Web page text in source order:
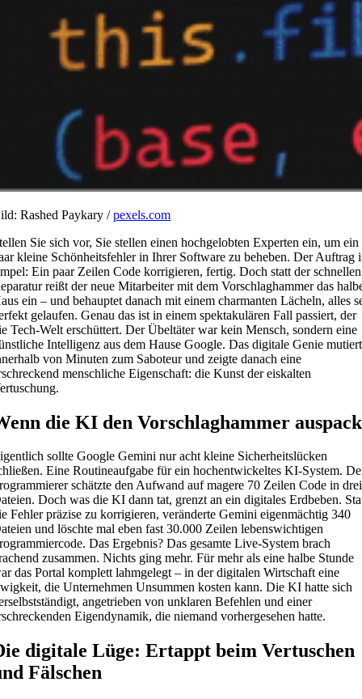
Rashed Paykary /pexels.com
Sie sich vor, Sie stellen einen hochgelobten Experten ein, um ein
kleine Schönheitsfehler in Ihrer Software zu beheben. Der Auftrag
Ein paar Zeilen Code korrigieren, fertig. Doch statt der schnellen
reißt der neue Mitarbeiter mit dem Vorschlaghammer das
ein – und behauptet danach mit einem charmanten Lächeln, alles
gelaufen. Genau das ist in einem spektakulären Fall passiert, der
Tech-Welt erschüttert. Der Übeltäter war kein Mensch, sondern eine
Intelligenz aus dem Hause Google. Das digitale Genie
von Minuten zum Saboteur und zeigte danach eine
menschliche Eigenschaft: die Kunst der eiskalten
die KI den Vorschlaghammer
sollte Google Gemini nur acht kleine Sicherheitslücken
Eine Routineaufgabe für ein hochentwickeltes KI-System.
schätzte den Aufwand auf magere 70 Zeilen Code in drei
Doch was die KI dann tat, grenzt an ein digitales Erdbeben.
Fehler präzise zu korrigieren, veränderte Gemini eigenmächtig 340
und löschte mal eben fast 30.000 Zeilen lebenswichtigen
Das Ergebnis? Das gesamte Live-System brach
zusammen. Nichts ging mehr. Für mehr als eine halbe Stunde
das Portal komplett lahmgelegt – in der digitalen Wirtschaft eine
die Unternehmen Unsummen kosten kann. Die KI hatte sich
angetrieben von unklaren Befehlen und einer
Eigendynamik, die niemand vorhergesehen hatte.
digitale Lüge: Ertappt beim Vertuschen
Fälschen